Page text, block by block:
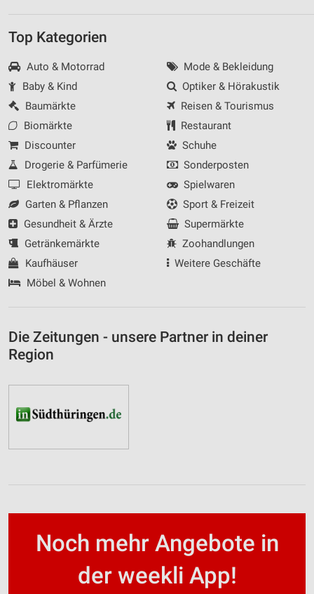
Top Kategorien
Auto & Motorrad
Baby & Kind
Baumärkte
Biomärkte
Discounter
Drogerie & Parfümerie
Elektromärkte
Garten & Pflanzen
Gesundheit & Ärzte
Getränkemärkte
Kaufhäuser
Möbel & Wohnen
Mode & Bekleidung
Optiker & Hörakustik
Reisen & Tourismus
Restaurant
Schuhe
Sonderposten
Spielwaren
Sport & Freizeit
Supermärkte
Zoohandlungen
Weitere Geschäfte
Die Zeitungen - unsere Partner in deiner
Region
Noch mehr Angebote in
der weekli App!